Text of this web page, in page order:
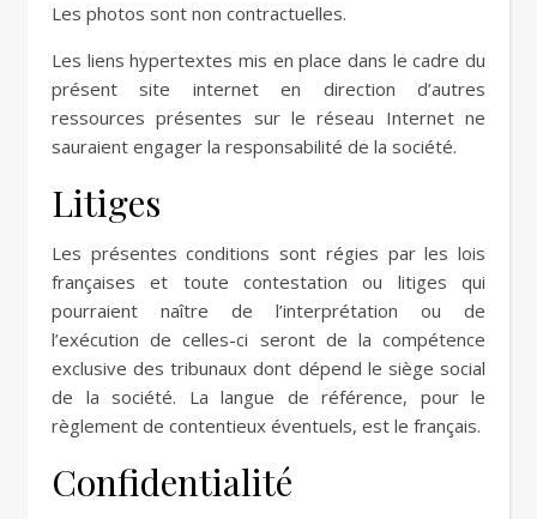
Les photos sont non contractuelles.
Les liens hypertextes mis en place dans le cadre du
présent site internet en direction d’autres
ressources présentes sur le réseau Internet ne
sauraient engager la responsabilité de la société.
Litiges
Les présentes conditions sont régies par les lois
françaises et toute contestation ou litiges qui
pourraient naître de l’interprétation ou de
l’exécution de celles-ci seront de la compétence
exclusive des tribunaux dont dépend le siège social
de la société. La langue de référence, pour le
règlement de contentieux éventuels, est le français.
Confidentialité